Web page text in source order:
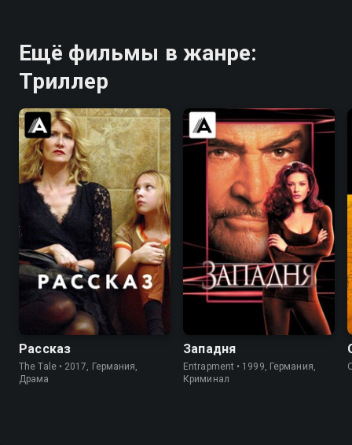
Ещё фильмы в жанре:
Триллер
6.9 7.2
Рассказ
The Tale • 2017, Германия,
Драма
7.4 6.3
Западня
Entrapment • 1999, Германия,
Криминал